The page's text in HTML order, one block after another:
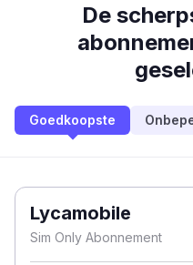
De
Goedkoopste
Lycamobile
Sim Only Abonnement